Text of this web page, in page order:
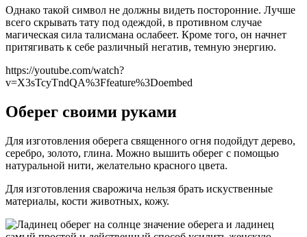
Однако такой символ не должны видеть посторонние. Лучше
всего скрывать тату под одеждой, в противном случае
магическая сила талисмана ослабеет. Кроме того, он начнет
притягивать к себе различный негатив, темную энергию.
https://youtube.com/watch?
v=X3sTcyTndQA%3Ffeature%3Doembed
Оберег своими руками
Для изготовления оберега священного огня подойдут дерево,
серебро, золото, глина. Можно вышить оберег с помощью
натуральной нити, желательно красного цвета.
Для изготовления сварожича нельзя брать искуственные
материалы, кости животных, кожу.